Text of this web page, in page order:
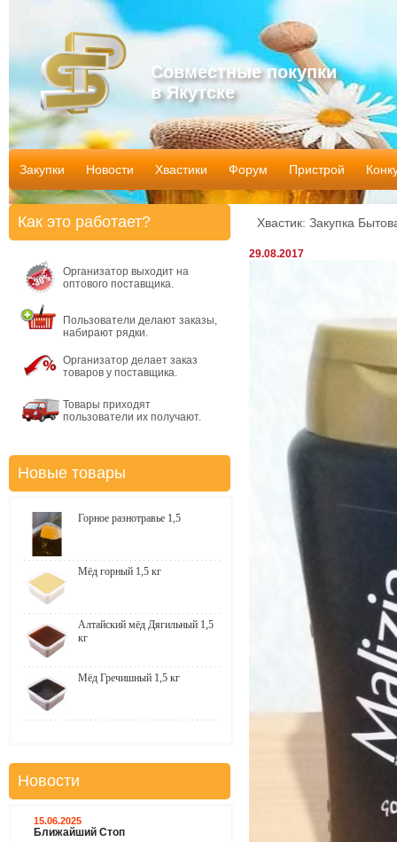
Совместные покупки
в Якутске
Закупки Новости Хвастики Форум Пристрой
Хвастик: Закупка
29.08.2017
Как это работает?
Организатор выходит на
оптового поставщика.
Пользователи делают заказы,
набирают рядки.
Организатор делает заказ
товаров у поставщика.
Товары приходят
пользователи их получают.
Новые товары
Горное разнотравье 1,5
Мёд горный 1,5 кг
Алтайский мёд Дягильный 1,5
кг
Мёд Гречишный 1,5 кг
Новости
15.06.2025
Ближайший Стоп